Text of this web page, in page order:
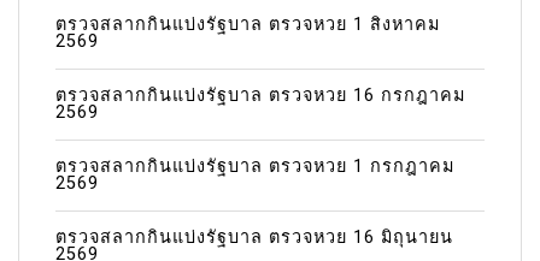
ตรวจสลากกินแบ่งรัฐบาล ตรวจหวย 1 สิงหาคม
2569
ตรวจสลากกินแบ่งรัฐบาล ตรวจหวย 16 กรกฎาคม
2569
ตรวจสลากกินแบ่งรัฐบาล ตรวจหวย 1 กรกฎาคม
2569
ตรวจสลากกินแบ่งรัฐบาล ตรวจหวย 16 มิถุนายน
2569